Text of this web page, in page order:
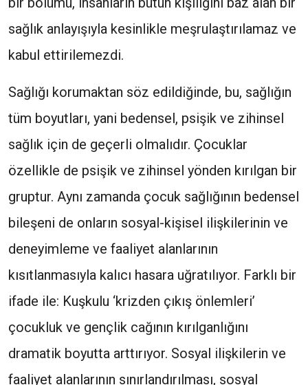
sağlık anlayışıyla kesinlikle meşrulaştırılamaz ve
kabul ettirilemezdi.
Sağlığı korumaktan söz edildiğinde, bu, sağlığın
tüm boyutları, yani bedensel, psişik ve zihinsel
sağlık için de geçerli olmalıdır. Çocuklar
özellikle de psişik ve zihinsel yönden kırılgan bir
gruptur. Aynı zamanda çocuk sağlığının bedensel
bileşeni de onların sosyal-kişisel ilişkilerinin ve
deneyimleme ve faaliyet alanlarının
kısıtlanmasıyla kalıcı hasara uğratılıyor. Farklı bir
ifade ile: Kuşkulu ‘krizden çıkış önlemleri’
çocukluk ve gençlik cağının kırılganlığını
dramatik boyutta arttırıyor. Sosyal ilişkilerin ve
faaliyet alanlarının sınırlandırılması, sosyal